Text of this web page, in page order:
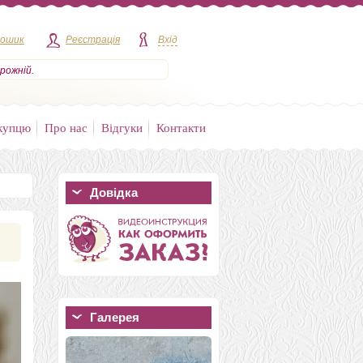
Реєстрація Вхід
Про нас Відгуки Контакти
Довідка
Галерея